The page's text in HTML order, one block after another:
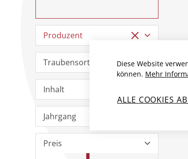
Produzent
Traubensorten
Inhalt
Jahrgang
Preis
Diese Website
können. Mehr
ALLE COOKIES